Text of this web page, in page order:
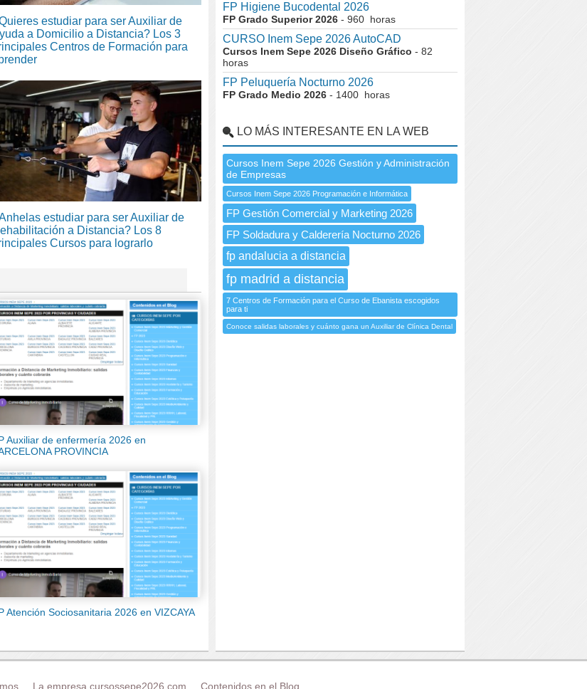
estudiar para ser Auxiliar de
a Domicilio a Distancia? Los 3
Centros de Formación para
estudiar para ser Auxiliar de
a Distancia? Los 8
Cursos para lograrlo
Auxiliar de enfermería 2026 en
PROVINCIA
Atención Sociosanitaria 2026 en VIZCAYA
FP Higiene Bucodental 2026
FP Grado Superior 2026 - 960 horas
CURSO Inem Sepe 2026 AutoCAD
Cursos Inem Sepe 2026 Diseño Gráfico - 82
horas
FP Peluquería Nocturno 2026
FP Grado Medio 2026 - 1400 horas
LO MÁS INTERESANTE EN LA WEB
Cursos Inem Sepe 2026 Gestión y Administración
de Empresas
Cursos Inem Sepe 2026 Programación e Informática
FP Gestión Comercial y Marketing 2026
FP Soldadura y Calderería Nocturno 2026
fp andalucia a distancia
fp madrid a distancia
7 Centros de Formación para el Curso de Ebanista escogidos
para ti
Conoce salidas laborales y cuánto gana un Auxiliar de Clínica Dental
La empresa cursossepe2026.com Contenidos en el Blog